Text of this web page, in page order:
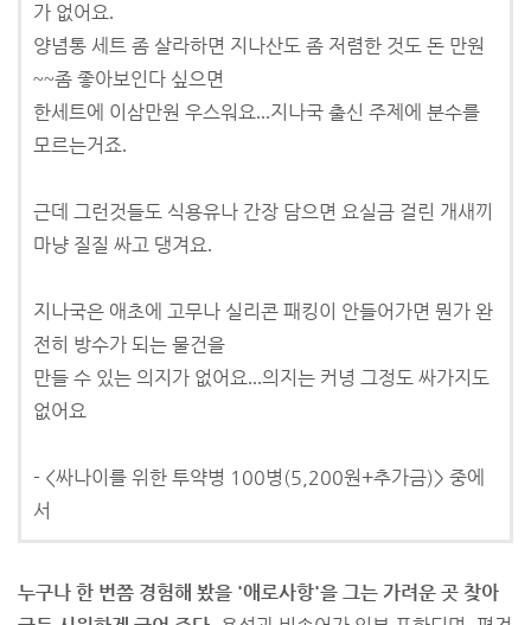
가 없어요.
양념통 세트 좀 살라하면 지나산도 좀 저렴한 것도 돈 만원
~~좀 좋아보인다 싶으면
한세트에 이삼만원 우스워요...지나국 출신 주제에 분수를
모르는거죠.
근데 그런것들도 식용유나 간장 담으면 요실금 걸린 개새끼
마냥 질질 싸고 댕겨요.
지나국은 애초에 고무나 실리콘 패킹이 안들어가면 뭔가 완
전히 방수가 되는 물건을
만들 수 있는 의지가 없어요...의지는 커녕 그정도 싸가지도
없어요
- <싸나이를 위한 투약병 100병(5,200원+추가금)> 중에
서
누구나 한 번쯤 경험해 봤을 '애로사항'을 그는 가려운 곳 찾아